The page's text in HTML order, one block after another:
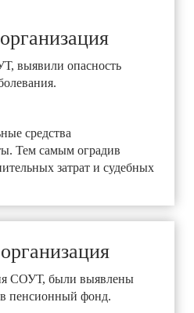
выявили опасность
средства
Тем самым оградив
затрат и судебных
СОУТ, были выявлены
пенсионный фонд.